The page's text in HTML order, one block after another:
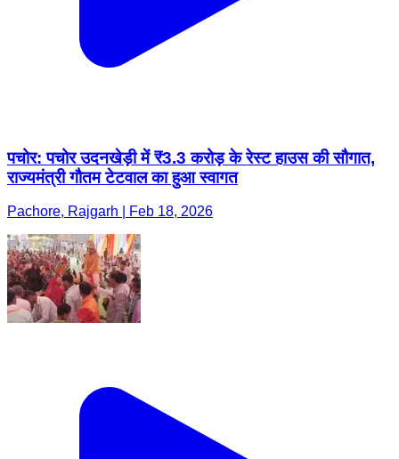
पचोर: पचोर उदनखेड़ी में ₹3.3 करोड़ के रेस्ट हाउस की सौगात,
राज्यमंत्री गौतम टेटवाल का हुआ स्वागत
Pachore, Rajgarh | Feb 18, 2026